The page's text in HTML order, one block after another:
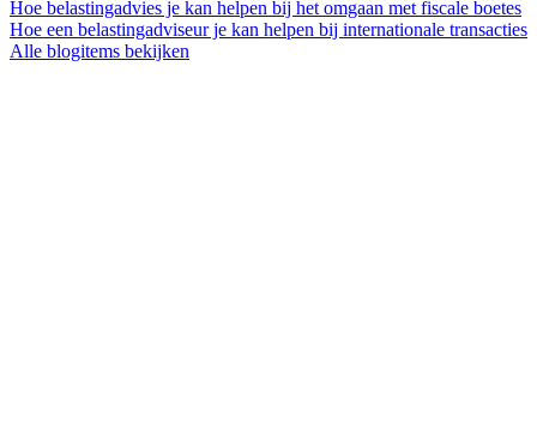
Hoe belastingadvies je kan helpen bij het omgaan met fiscale boetes
Hoe een belastingadviseur je kan helpen bij internationale transacties
Alle blogitems bekijken